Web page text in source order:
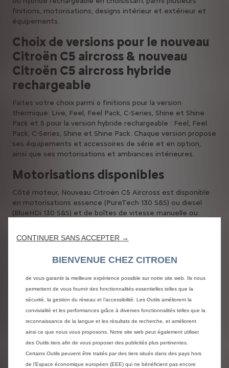
finitions, motorisations, designs intérieur et extérieur et
équipements.
Choix de versions pour le nouveau
Citroën C5 aircross & nouveau
Citroën C5 aircross hybride
rechargeable
Faites votre choix parmi 6 finitions pour la version
thermique: Live, Feel, Feel Pack, C-Series, Shine et Shine
Pack et 5 pour la version hybride rechargeable : Feel, Feel
Pack, C-Series, Shine et Shine Pack. Chaque version propose
ses équipements et accessoires de série et en option,
ainsi que ses motorisations et ambiances intérieures.
Motorisations disponibles
Côté moteur, Nouveau Citroën C5 Aircross est disponible
en motorisations essence (PureTech 130 S&S) ou diesel
(BlueHDi 130 S&S) et de boîtes de vitesse manuelle ou
rechargeable propose une motorisation Hybrid 225 avec
une batterie li-ion HT 200V – 13,2 KWH de 55KM
180 avec boîte automatique 8 rapports EAT8.
Design intérieur et extérieur
Nouveau Citroën C5 Aircross est proposé en différentes
teintes : Blanc Banquise, Blanc Nacré, Noir Perla Nera, Gris
Platinium, Bleu Tijuca, Gris Acier et Rouge Volcano. En
version hybride rechargeable, vous aurez en plus des inserts
ponctuels bleu anodisé. Vous pouvez également choisir
parmi un choix de jantes pour compléter le look de votre
SUV.
CONTINUER SANS ACCEPTER →
BIENVENUE CHEZ CITROEN
de vous garantir la meilleure expérience possible sur notre site web. Ils nous
permettent de vous fournir des fonctionnalités essentielles telles que la
sécurité, la gestion du réseau et l’accessibilité. Les Outils améliorent la
convivialité et les performances grâce à diverses fonctionnalités telles que la
reconnaissance de la langue et les résultats de recherche, et améliorent
ainsi ce que nous vous proposons. Notre site web peut également utiliser
des Outils tiers afin de vous proposer des publicités plus pertinentes.
Certains Outils peuvent être traités par des tiers situés dans des pays hors
de l'Espace économique européen (EEE) qui ne bénéficient pas encore